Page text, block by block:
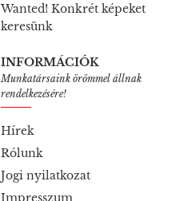
Wanted! Konkrét képeket
keresünk
INFORMÁCIÓK
Munkatársaink örömmel állnak
rendelkezésére!
Hírek
Rólunk
Jogi nyilatkozat
Impresszum